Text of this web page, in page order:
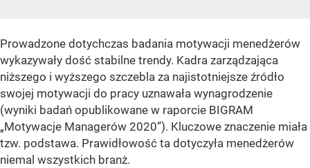
Prowadzone dotychczas badania motywacji menedżerów
wykazywały dość stabilne trendy. Kadra zarządzająca
niższego i wyższego szczebla za najistotniejsze źródło
swojej motywacji do pracy uznawała wynagrodzenie
(wyniki badań opublikowane w raporcie BIGRAM
„Motywacje Managerów 2020”). Kluczowe znaczenie miała
tzw. podstawa. Prawidłowość ta dotyczyła menedżerów
niemal wszystkich branż.